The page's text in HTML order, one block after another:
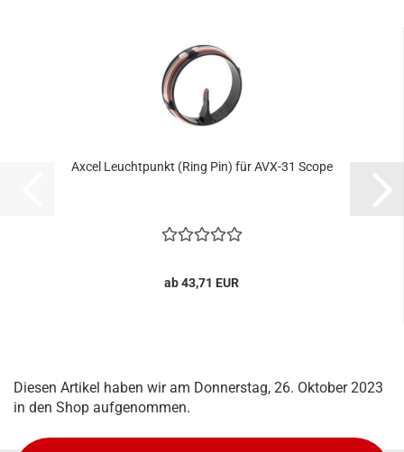
Axcel Leuchtpunkt (Ring Pin) für AVX-31 Scope
ab 43,71 EUR
Diesen Artikel haben wir am Donnerstag, 26. Oktober 2023
in den Shop aufgenommen.